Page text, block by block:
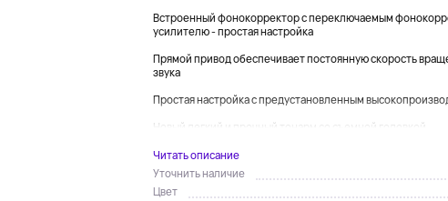
Встроенный фонокорректор с переключаемым
усилителю - простая настройка
Прямой привод обеспечивает постоянную скорость
звука
Простая настройка с предустановленным
Новый легкий и прочный тонарм со съемной головкой...
Читать описание
Уточнить наличие
Цвет